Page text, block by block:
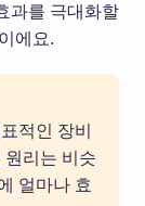
과를 극대화할
에요.
적인 장비
원리는 비슷
얼마나 효